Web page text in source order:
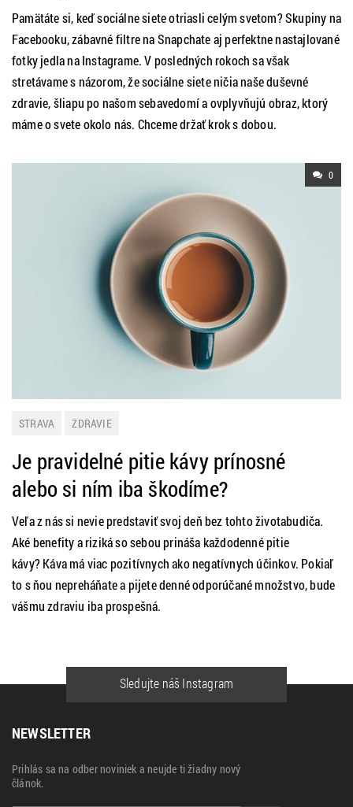
Pamätáte si, keď sociálne siete otriasli celým svetom? Skupiny na
Facebooku, zábavné filtre na Snapchate aj perfektne nastajlované
fotky jedla na Instagrame. V posledných rokoch sa však
stretávame s názorom, že sociálne siete ničia naše duševné
zdravie, šliapu po našom sebavedomí a ovplyvňujú obraz, ktorý
máme o svete okolo nás. Chceme držať krok s dobou.
0
STRAVA ZDRAVIE
Je pravidelné pitie kávy prínosné
alebo si ním iba škodíme?
Veľa z nás si nevie predstaviť svoj deň bez tohto životabudiča.
Aké benefity a riziká so sebou prináša každodenné pitie
kávy? Káva má viac pozitívnych ako negatívnych účinkov. Pokiaľ
to s ňou nepreháňate a pijete denné odporúčané množstvo, bude
vášmu zdraviu iba prospešná.
Sledujte náš Instagram
NEWSLETTER
Prihlás sa na odber noviniek a neujde ti žiadny nový
článok.